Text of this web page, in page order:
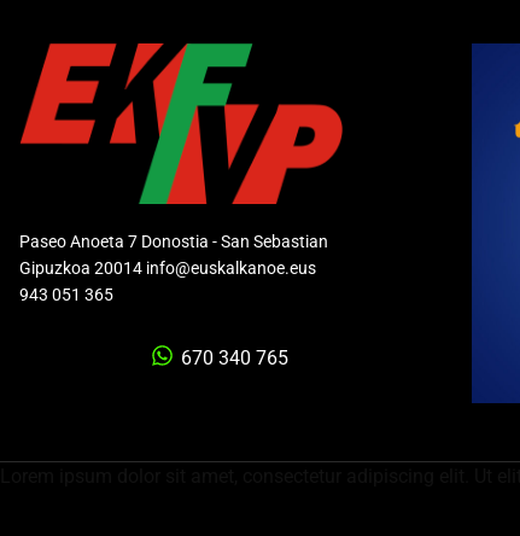
Paseo Anoeta 7 Donostia - San Sebastian
Gipuzkoa 20014 info@euskalkanoe.eus
943 051 365
670 340 765